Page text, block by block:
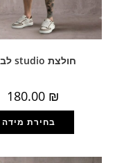
חולצת studio לבנה
180.00 ₪